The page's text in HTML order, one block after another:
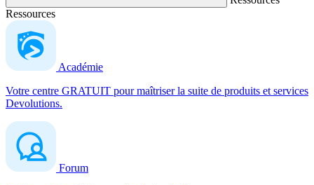
Ressources
Académie
Votre centre GRATUIT pour maîtriser la suite de produits et services
Devolutions.
Forum